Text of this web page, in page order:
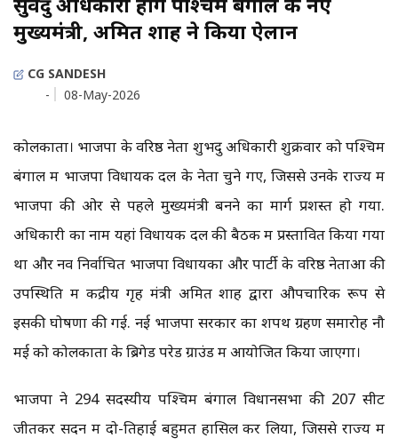
मुख्यमंत्री, अमित शाह ने किया ऐलान
CG SANDESH
-
08-May-2026
कोलकाता। भाजपा के वरिष्ठ नेता शुभेंदु अधिकारी शुक्रवार को पश्चिम
बंगाल में भाजपा विधायक दल के नेता चुने गए, जिससे उनके राज्य में
भाजपा की ओर से पहले मुख्यमंत्री बनने का मार्ग प्रशस्त हो गया.
अधिकारी का नाम यहां विधायक दल की बैठक में प्रस्तावित किया गया
था और नव निर्वाचित भाजपा विधायकों और पार्टी के वरिष्ठ नेताओं की
उपस्थिति में केंद्रीय गृह मंत्री अमित शाह द्वारा औपचारिक रूप से
इसकी घोषणा की गई. नई भाजपा सरकार का शपथ ग्रहण समारोह नौ
मई को कोलकाता के ब्रिगेड परेड ग्राउंड में आयोजित किया जाएगा।
भाजपा ने 294 सदस्यीय पश्चिम बंगाल विधानसभा की 207 सीट
जीतकर सदन में दो-तिहाई बहुमत हासिल कर लिया, जिससे राज्य में